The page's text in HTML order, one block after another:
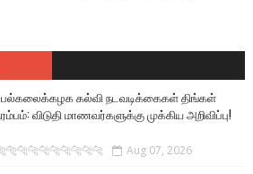
கல்வி நடவடிக்கைகள் திங்கள்
விடுதி மாணவர்களுக்கு முக்கிய அறிவிப்பு!
Aug 07, 2026